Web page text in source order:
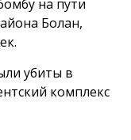
на пути
Болан,
убиты в
комплекс